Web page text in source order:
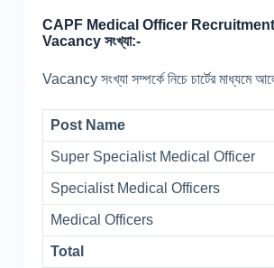
CAPF Medical Officer
Vacancy সংখ্যা:-
Vacancy সংখ্যা সম্পর্কে নিচে চার্টের মাধ্যমে
Post Name
Super Specialist Medical Officer
Specialist Medical Officers
Medical Officers
Total